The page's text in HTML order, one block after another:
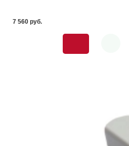
7 560 pуб.